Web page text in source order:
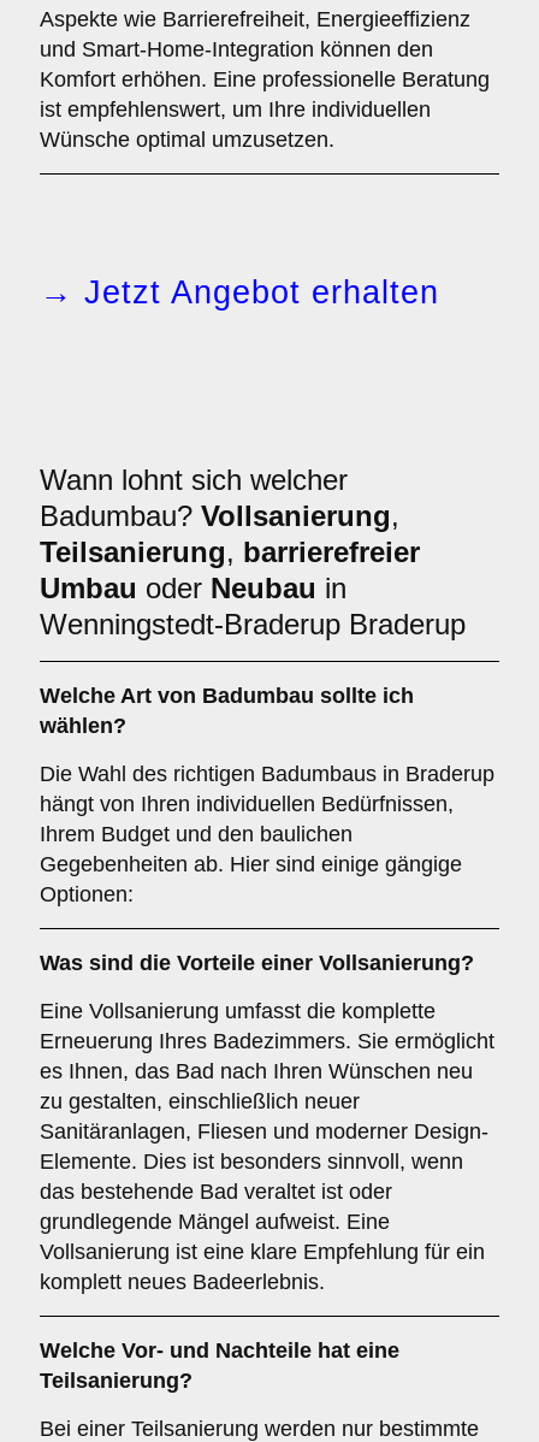
Aspekte wie Barrierefreiheit, Energieeffizienz
und Smart-Home-Integration können den
Komfort erhöhen. Eine professionelle Beratung
ist empfehlenswert, um Ihre individuellen
Wünsche optimal umzusetzen.
→ Jetzt Angebot erhalten
Wann lohnt sich welcher
Badumbau? Vollsanierung,
Teilsanierung, barrierefreier
Umbau oder Neubau in
Wenningstedt-Braderup Braderup
Welche Art von Badumbau sollte ich
wählen?
Die Wahl des richtigen Badumbaus in Braderup
hängt von Ihren individuellen Bedürfnissen,
Ihrem Budget und den baulichen
Gegebenheiten ab. Hier sind einige gängige
Optionen:
Was sind die Vorteile einer Vollsanierung?
Eine Vollsanierung umfasst die komplette
Erneuerung Ihres Badezimmers. Sie ermöglicht
es Ihnen, das Bad nach Ihren Wünschen neu
zu gestalten, einschließlich neuer
Sanitäranlagen, Fliesen und moderner Design-
Elemente. Dies ist besonders sinnvoll, wenn
das bestehende Bad veraltet ist oder
grundlegende Mängel aufweist. Eine
Vollsanierung ist eine klare Empfehlung für ein
komplett neues Badeerlebnis.
Welche Vor- und Nachteile hat eine
Teilsanierung?
Bei einer Teilsanierung werden nur bestimmte